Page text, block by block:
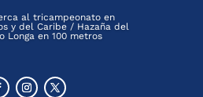
al tricampeonato en
y del Caribe / Hazaña del
Longa en 100 metros